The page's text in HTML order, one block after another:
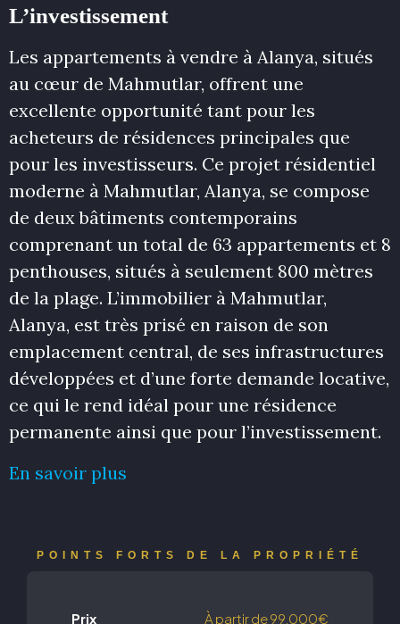
L’investissement
Les appartements à vendre à Alanya, situés
au cœur de Mahmutlar, offrent une
excellente opportunité tant pour les
acheteurs de résidences principales que
pour les investisseurs. Ce projet résidentiel
moderne à Mahmutlar, Alanya, se compose
de deux bâtiments contemporains
comprenant un total de 63 appartements et 8
penthouses, situés à seulement 800 mètres
de la plage. L’immobilier à Mahmutlar,
Alanya, est très prisé en raison de son
emplacement central, de ses infrastructures
développées et d’une forte demande locative,
ce qui le rend idéal pour une résidence
permanente ainsi que pour l’investissement.
En savoir plus
POINTS FORTS DE LA PROPRIÉTÉ
Prix À partir de99,000€